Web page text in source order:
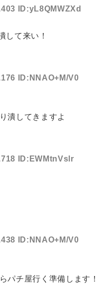
ID:yL8QMWZXd
して来い！
ID:NNAO+M/V0
潰してきますよ
ID:EWMtnVslr
ID:NNAO+M/V0
パチ屋行く準備します！